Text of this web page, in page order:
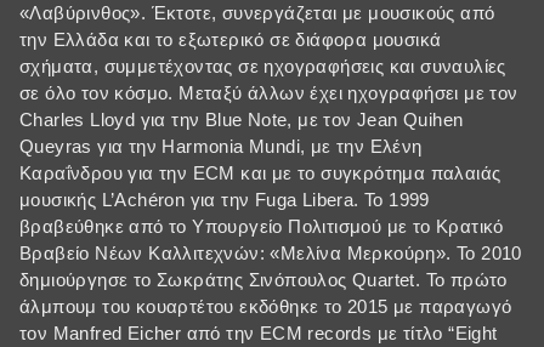
«Λαβύρινθος». Έκτοτε, συνεργάζεται με μουσικούς από
την Ελλάδα και το εξωτερικό σε διάφορα μουσικά
σχήματα, συμμετέχοντας σε ηχογραφήσεις και συναυλίες
σε όλο τον κόσμο. Μεταξύ άλλων έχει ηχογραφήσει με τον
Charles Lloyd για την Blue Note, με τον Jean Quihen
Queyras για την Harmonia Mundi, με την Ελένη
Καραΐνδρου για την ECM και με το συγκρότημα παλαιάς
μουσικής L’Achéron για την Fuga Libera. Το 1999
βραβεύθηκε από το Υπουργείο Πολιτισμού με το Κρατικό
Βραβείο Νέων Καλλιτεχνών: «Μελίνα Μερκούρη». Το 2010
δημιούργησε το Σωκράτης Σινόπουλος Quartet. Το πρώτο
άλμπουμ του κουαρτέτου εκδόθηκε το 2015 με παραγωγό
τον Manfred Eicher από την ECM records με τίτλο “Eight